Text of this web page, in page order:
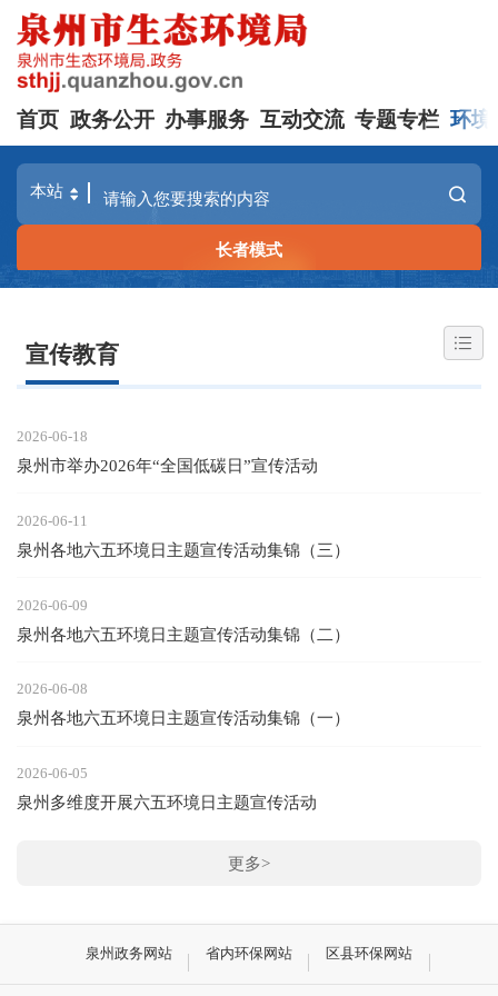
首页 政务公开 办事服务 互动交流 专题专栏 环境
长者模式
宣传教育
2026-06-18
泉州市举办2026年“全国低碳日”宣传活动
2026-06-11
泉州各地六五环境日主题宣传活动集锦（三）
2026-06-09
泉州各地六五环境日主题宣传活动集锦（二）
2026-06-08
泉州各地六五环境日主题宣传活动集锦（一）
2026-06-05
泉州多维度开展六五环境日主题宣传活动
更多>
泉州政务网站 省内环保网站 区县环保网站